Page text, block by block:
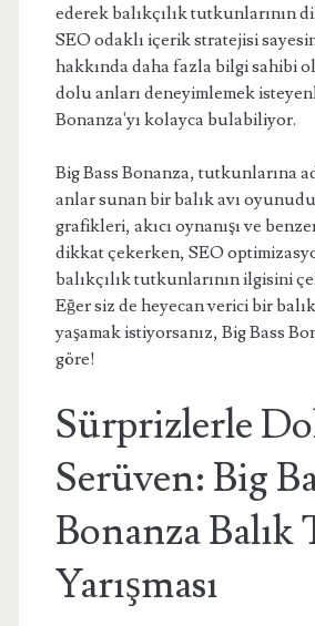
ederek balıkçılık tutkunlarının
SEO odaklı içerik stratejisi
hakkında daha fazla bilgi sahibi
dolu anları deneyimlemek
Bonanza'yı kolayca bulabiliyor.
Big Bass Bonanza, tutkunlarına
anlar sunan bir balık avı
grafikleri, akıcı oynanışı ve
dikkat çekerken, SEO
balıkçılık tutkunlarının ilgisini
Eğer siz de heyecan verici bir
yaşamak istiyorsanız, Big Bass
göre!
Sürprizlerle
Serüven: Big
Bonanza Balık
Yarışması